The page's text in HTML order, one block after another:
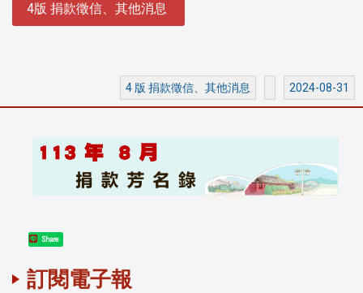
4版 捐款徵信、其他消息
4 版 捐款徵信、其他消息 2024-08-31
Share
訂閱電子報